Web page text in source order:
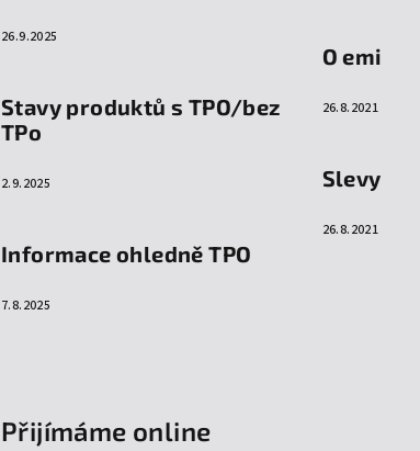
26.9.2025
Stavy produktů s TPO/bez
TPo
2.9.2025
Informace ohledně TPO
7.8.2025
O emi
26.8.2021
Slevy
26.8.2021
Přijímáme online